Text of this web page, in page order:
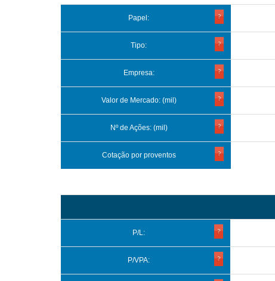
Papel:
Tipo:
Empresa:
Valor de Mercado: (mil)
Nº de Ações: (mil)
Cotação por proventos
P/L:
P/VPA: